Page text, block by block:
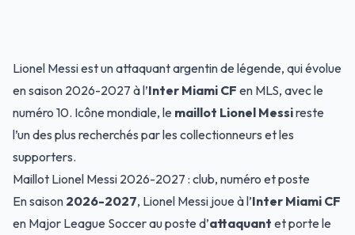
Lionel Messi est un attaquant argentin de légende, qui évolue
en saison 2026-2027 à l’Inter Miami CF en MLS, avec le
numéro 10. Icône mondiale, le maillot Lionel Messireste
l’un des plus recherchés par les collectionneurs et les
supporters.
Maillot Lionel Messi 2026-2027 : club, numéro et poste
En saison 2026-2027, Lionel Messi joue à l’Inter Miami CF
en Major League Soccer au poste d’attaquant et porte le